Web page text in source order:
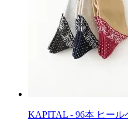
KAPITAL - 96本 ヒー